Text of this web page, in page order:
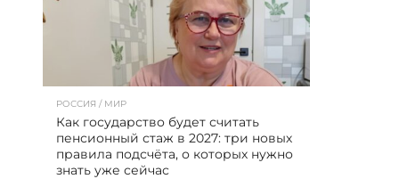
РОССИЯ / МИР
Как государство будет считать
пенсионный стаж в 2027: три новых
правила подсчёта, о которых нужно
знать уже сейчас